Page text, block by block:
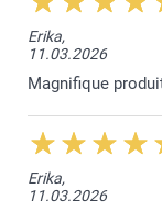
Verre
Couvercle en
Bande
modèle)
Erika,
11.03.2026
Magnifique
Erika,
11.03.2026